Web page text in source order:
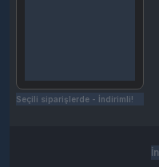
Seçili siparişlerde - İndirimli!